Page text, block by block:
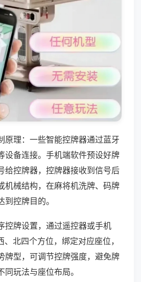
原理：一些智能控牌器通过蓝牙
设备连接。手机端软件预设好牌
给控牌器，控牌器接收到信号后
机械结构，在麻将机洗牌、码牌
控牌目的。
控牌设置，通过遥控器或手机
北四个方位，绑定对应座位，
牌型，可调节控牌强度，避免牌
玩法与座位布局。